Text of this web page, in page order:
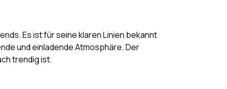
Es ist für seine klaren Linien bekannt
und einladende Atmosphäre. Der
trendig ist.